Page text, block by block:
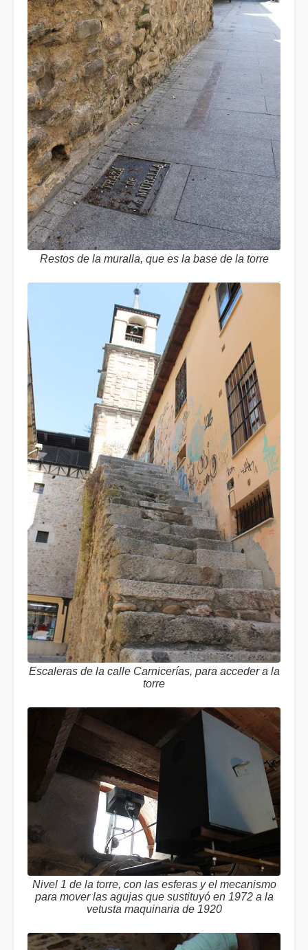
Restos de la muralla, que es la base de la torre
Escaleras de la calle Carnicerías, para acceder a la
torre
Nivel 1 de la torre, con las esferas y el mecanismo
para mover las agujas que sustituyó en 1972 a la
vetusta maquinaria de 1920